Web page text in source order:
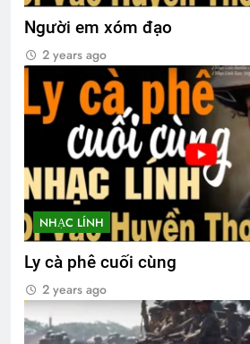
Người em xóm đạo
2 years ago
NHẠC LÍNH
Ly cà phê cuối cùng
2 years ago